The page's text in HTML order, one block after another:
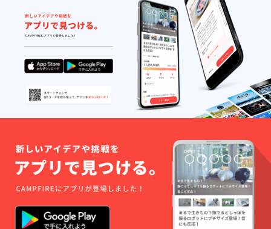
りでは
ありま
せん。
＊掲載
項目は
お名前
（ロー
マ字）
の下に
SUPPO
RTERと
なりま
時は必
ず備考
欄にご
希望の
お名前
をご記
入くだ
さい。
（ロー
かりま
す。 ＊
完成後
は厳選
屋店内
または
リーガ
ル
シュー
ズ岡崎
店にて
引き渡
計測及
び完成
後引き
渡しの2
回ご来
店いた
だける
方向け
のリ
さい。
（ロー
マ字の
間違い
のない
ように
正確に
お願い
いたし
ます。
支援ご
本人の
OKです
ので、
ご希望
の名前
をご記
入くだ
さい）
＊掲載
するお
クかけ
です。
＊回数
券の使
用期限
は初回
使用日
より半
年とな
りま
す。